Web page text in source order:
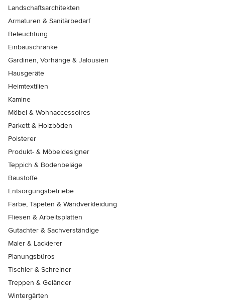
Landschaftsarchitekten
Armaturen & Sanitärbedarf
Beleuchtung
Einbauschränke
Gardinen, Vorhänge & Jalousien
Hausgeräte
Heimtextilien
Kamine
Möbel & Wohnaccessoires
Parkett & Holzböden
Polsterer
Produkt- & Möbeldesigner
Teppich & Bodenbeläge
Baustoffe
Entsorgungsbetriebe
Farbe, Tapeten & Wandverkleidung
Fliesen & Arbeitsplatten
Gutachter & Sachverständige
Maler & Lackierer
Planungsbüros
Tischler & Schreiner
Treppen & Geländer
Wintergärten